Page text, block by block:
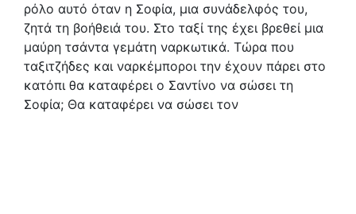
ρόλο αυτό όταν η Σοφία, μια συνάδελφός του,
ζητά τη βοήθειά του. Στο ταξί της έχει βρεθεί μια
μαύρη τσάντα γεμάτη ναρκωτικά. Τώρα που
ταξιτζήδες και ναρκέμποροι την έχουν πάρει στο
κατόπι θα καταφέρει ο Σαντίνο να σώσει τη
Σοφία; Θα καταφέρει να σώσει τον